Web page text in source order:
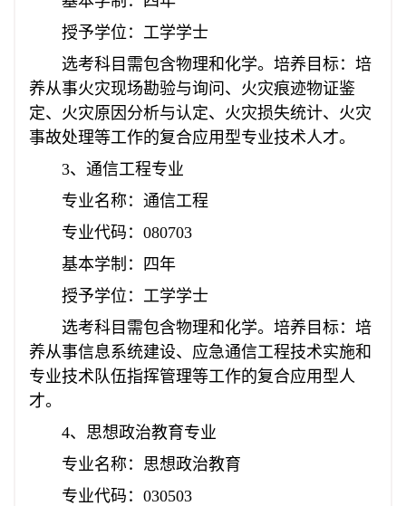
授予学位：工学学士
选考科目需包含物理和化学。培养目标：培
养从事火灾现场勘验与询问、火灾痕迹物证鉴
定、火灾原因分析与认定、火灾损失统计、火灾
事故处理等工作的复合应用型专业技术人才。
3、通信工程专业
专业名称：通信工程
专业代码：080703
基本学制：四年
授予学位：工学学士
选考科目需包含物理和化学。培养目标：培
养从事信息系统建设、应急通信工程技术实施和
专业技术队伍指挥管理等工作的复合应用型人
才。
4、思想政治教育专业
专业名称：思想政治教育
专业代码：030503